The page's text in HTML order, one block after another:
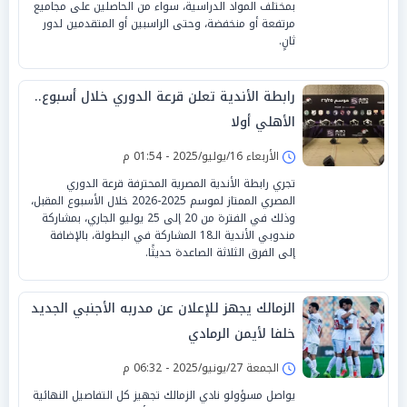
بمختلف المواد الدراسية، سواء من الحاصلين على مجاميع
مرتفعة أو منخفضة، وحتى الراسبين أو المتقدمين لدور
ثانٍ.
رابطة الأندية تعلن قرعة الدوري خلال أسبوع..
الأهلي أولا
الأربعاء 16/يوليو/2025 - 01:54 م
تجري رابطة الأندية المصرية المحترفة قرعة الدوري
المصري الممتاز لموسم 2025-2026 خلال الأسبوع المقبل،
وذلك في الفترة من 20 إلى 25 يوليو الجاري، بمشاركة
مندوبي الأندية الـ18 المشاركة في البطولة، بالإضافة
إلى الفرق الثلاثة الصاعدة حديثًا.
الزمالك يجهز للإعلان عن مدربه الأجنبي الجديد
خلفا لأيمن الرمادي
الجمعة 27/يونيو/2025 - 06:32 م
يواصل مسؤولو نادي الزمالك تجهيز كل التفاصيل النهائية